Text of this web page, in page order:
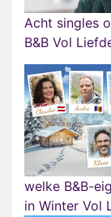
Acht singles
B&B Vol
welke B&B-
in Winter Vol